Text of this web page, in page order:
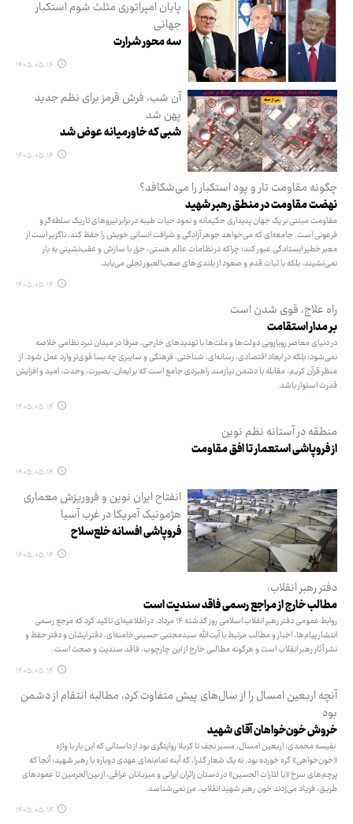
پایان امپراتوری مثلث شوم استکبار
جهانی
سه‌ محور شرارت
۱۴۰۵.۰۵.۱۴
آن شب، فرش قرمز برای نظم جدید
پهن شد
شبی که خاورمیانه عوض شد
۱۴۰۵.۰۵.۱۴
چگونه مقاومت تار و پود استکبار را می‌شکافد؟
نهضت مقاومت در منطق رهبر شهید
مقاومت مبتنی بر یک جهان پدیداری حکیمانه و نمود حیات طیبه در برابر نیروهای تاریک سلطه‌گر و
فرعونی است. جامعه‌ای که می‌خواهد جوهر آزادگی و شرافت انسانی خویش را حفظ کند، ناگزیر است از
معبر خطیر ایستادگی عبور کند؛ چراکه در نظامات عالم هستی، حق با سازش و عقب‌نشینی به بار
نمی‌نشیند، بلکه با ثبات قدم و صعود از بلندی‌های صعب‌العبور تجلی می‌یابد.
۱۴۰۵.۰۵.۱۴
راه علاج، قوی شدن است
بر مدار استقامت
در دنیای معاصر رویارویی دولت‌ها و ملت‌ها با تهدیدهای خارجی، صرفا در میدان نبرد نظامی خلاصه
نمی‌شود؛ بلکه در ابعاد اقتصادی، رسانه‌ای، شناختی، فرهنگی و سایبری چه بسا قوی‌تر وارد عمل شود. از
منظر قرآن کریم، مقابله با دشمن نیازمند راهبردی جامع است که بر ایمان، بصیرت، وحدت، امید و افزایش
قدرت استوار باشد.
۱۴۰۵.۰۵.۱۴
منطقه در آستانه نظم نوین
از فروپاشی استعمار تا افق مقاومت
۱۴۰۵.۰۵.۱۴
انفتاح ایران نوین و فروریزش معماری
هژمونیک آمریکا در غرب آسیا
فروپاشی افسانه خلع‌سلاح
۱۴۰۵.۰۵.۱۴
دفتر رهبر انقلاب:
مطالب خارج از مراجع رسمی فاقد سندیت است
روابط عمومی دفتر رهبر انقلاب اسلامی روز گذشته ۱۴ مرداد، در اطلاعیه‌ای تاکید کرد که مرجع رسمی
انتشار پیام‌ها، اخبار و مطالب مرتبط با آیت‌الله سیدمجتبی حسینی‌خامنه‌ای، دفتر ایشان و دفتر حفظ و
نشر آثار رهبر انقلاب است و هرگونه مطالبی خارج از این چارچوب، فاقد سندیت و صحت است.
۱۴۰۵.۰۵.۱۴
آنچه اربعین امسال را از سال‌های پیش متفاوت ‌کرد، مطالبه انتقام از دشمن
بود
خروش خون‌خواهان آقای شهید
نفیسه محمدی: اربعین امسال، مسیر نجف تا کربلا روایتگری بود از داستانی که این بار با واژه
«خون‌خواهی» گره خورده بود. نه یک شعار گذرا، که آینه تمام‌نمای عهدی دوباره با رهبر شهید؛ آنجا که
پرچم‌های سرخ «یا لثارات الحسین» در دستان زائران ایرانی و میزبانان عراقی، از بین‌الحرمین تا عمودهای
طریق، فریاد می‌زدند خون رهبر شهید انقلاب، مرز نمی‌شناسد.
۱۴۰۵.۰۵.۱۴